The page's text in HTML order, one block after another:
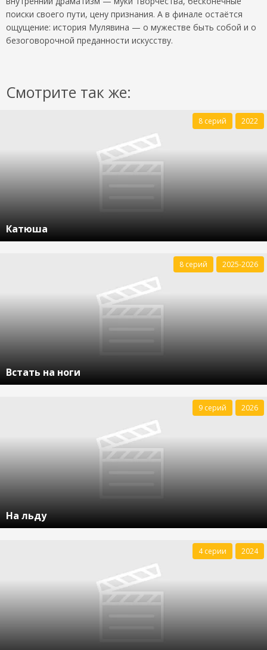
поиски своего пути, цену признания. А в финале остаётся
ощущение: история Мулявина — о мужестве быть собой и о
безоговорочной преданности искусству.
Смотрите так же:
Катюша
8 серий 2022
Встать на ноги
8 серий 2025-2026
На льду
9 серий 2026
4 серии 2024